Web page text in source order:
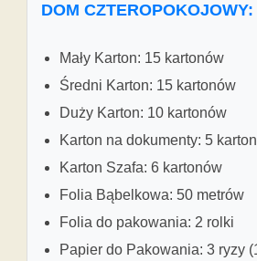
DOM CZTEROPOKOJOWY:
Mały Karton: 15 kartonów
Średni Karton: 15 kartonów
Duży Karton: 10 kartonów
Karton na dokumenty: 5
Karton Szafa: 6 kartonów
Folia Bąbelkowa: 50 metrów
Folia do pakowania: 2 rolki
Papier do Pakowania: 3 ryzy